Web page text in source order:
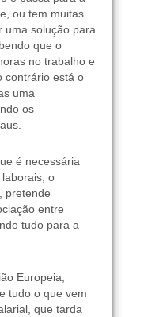
ou tem muitas
uma solução para
que o
no trabalho e
contrário está o
uma
os
é necessária
o
pretende
entre
tudo para a
Europeia,
tudo o que vem
que tarda